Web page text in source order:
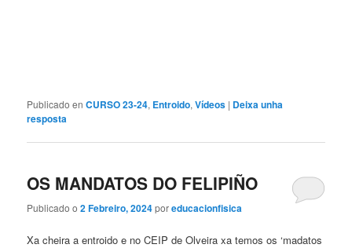
Publicado en CURSO 23-24, Entroido,Vídeos | Deixa unha
resposta
OS MANDATOS DO FELIPIÑO
Publicado o2 Febreiro, 2024poreducacionfisica
Xa cheira a entroido e no CEIP de Olveira xa temos os ‘madatos